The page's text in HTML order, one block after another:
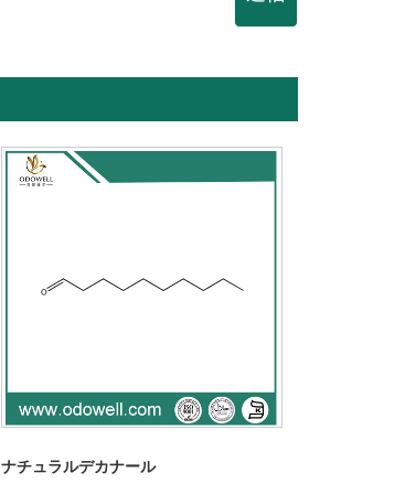
ナチュラルデカナール